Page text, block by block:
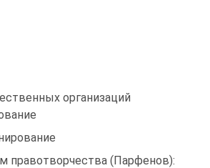
организаций
правотворчества (Парфенов):